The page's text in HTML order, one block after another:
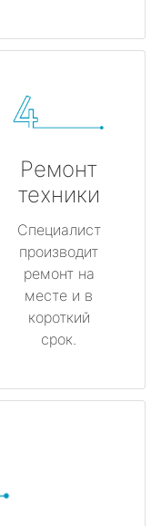
Ремонт
техники
Специалист
производит
ремонт на
месте и в
короткий
срок.